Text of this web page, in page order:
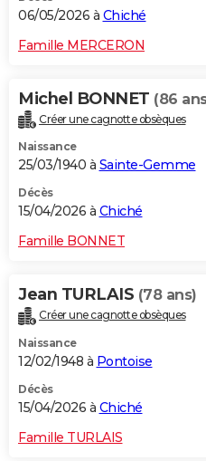
06/05/2026 à Chiché
Famille MERCERON
Michel BONNET (86
Créer une cagnotte obsèques
Naissance
25/03/1940 à Sainte-Gemme
Décès
15/04/2026 à Chiché
Famille BONNET
Jean TURLAIS (78 ans)
Créer une cagnotte obsèques
Naissance
12/02/1948 à Pontoise
Décès
15/04/2026 à Chiché
Famille TURLAIS